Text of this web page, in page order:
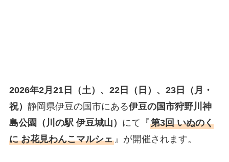
2026年2月21日（土）、22日（日）、23日（月・
祝） 静岡県伊豆の国市にある伊豆の国市狩野川神
島公園（川の駅 伊豆城山） にて『第3回 いぬのく
に お花見わんこマルシェ』が開催されます。